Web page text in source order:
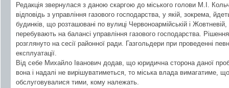
Редакція звернулася з даною скаргою до міського голови М.І.
відповідь з управління газового господарства, у якій, зокрема,
будинків, що розташовані по вулиці Червоноармійській і
перебувають на балансі управління газового господарства.
розглянуто на сесії районної ради. Газгольдери при проведенні
експлуатації.
Від себе Михайло Іванович додав, що юридична сторона даної
вона і надалі не вирішуватиметься, то міська влада вимагатиме,
обслуговувалися тими, кому належать.